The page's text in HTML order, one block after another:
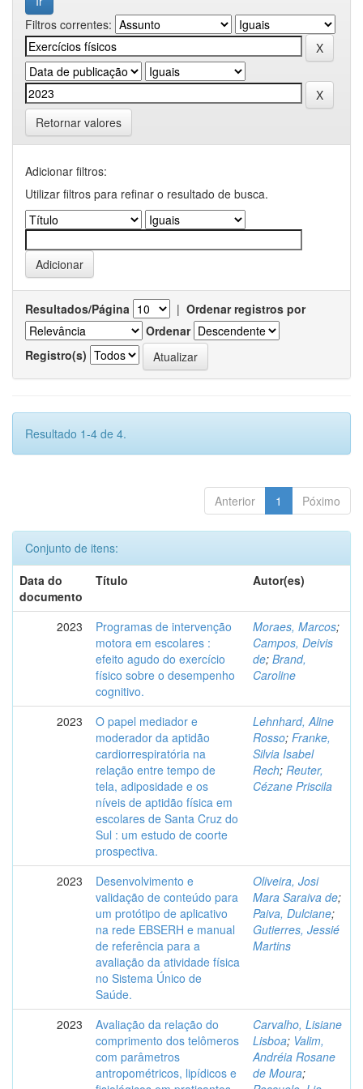
Filtros correntes:
Retornar valores
Adicionar filtros:
Utilizar filtros para refinar o resultado de busca.
Resultados/Página | Ordenar registros por
Ordenar
Registro(s)
Resultado 1-4 de 4.
Anterior 1 Póximo
Conjunto de itens:
Data do
documento
Título Autor(es)
2023
Programas de intervenção
motora em escolares :
efeito agudo do exercício
físico sobre o desempenho
cognitivo.
Moraes, Marcos;
Campos, Deivis
de; Brand,
Caroline
2023
O papel mediador e
moderador da aptidão
cardiorrespiratória na
relação entre tempo de
tela, adiposidade e os
níveis de aptidão física em
escolares de Santa Cruz do
Sul : um estudo de coorte
prospectiva.
Lehnhard, Aline
Rosso; Franke,
Silvia Isabel
Rech; Reuter,
Cézane Priscila
2023
Desenvolvimento e
validação de conteúdo para
um protótipo de aplicativo
na rede EBSERH e manual
de referência para a
avaliação da atividade física
no Sistema Único de
Saúde.
Oliveira, Josi
Mara Saraiva de;
Paiva, Dulciane;
Gutierres, Jessié
Martins
2023
Avaliação da relação do
comprimento dos telômeros
com parâmetros
antropométricos, lipídicos e
Carvalho, Lisiane
Lisboa; Valim,
Andréia Rosane
de Moura;